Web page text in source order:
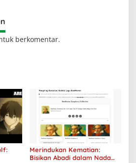
berkomentar.
Merindukan Kematian:
Bisikan Abadi dalam Nada